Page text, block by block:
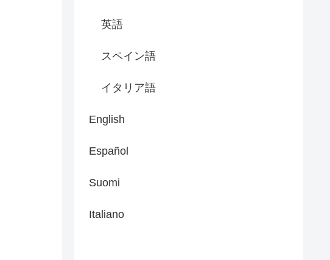
英語
スペイン語
イタリア語
English
Español
Suomi
Italiano